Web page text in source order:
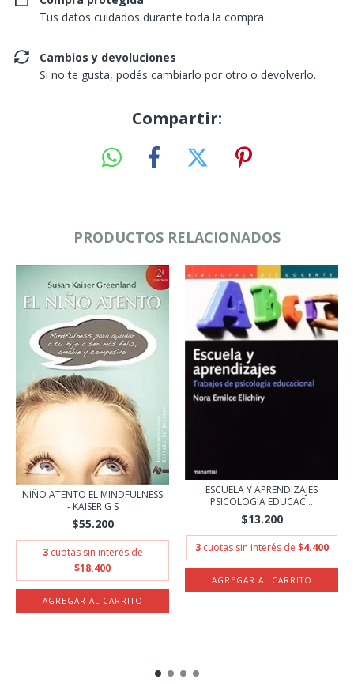
Tus datos cuidados durante toda la compra.
Cambios y devoluciones
Si no te gusta, podés cambiarlo por otro o devolverlo.
Compartir:
PRODUCTOS RELACIONADOS
NIÑO ATENTO EL MINDFULNESS
- KAISER G S
$55.200
3 cuotas sin interés de
$18.400
ESCUELA Y APRENDIZAJES
PSICOLOGÍA EDUCAC...
$13.200
3 cuotas sin interés de $4.400